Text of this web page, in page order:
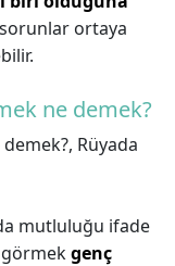
ortaya
ne demek?
Rüyada
mutluluğu ifade
genç